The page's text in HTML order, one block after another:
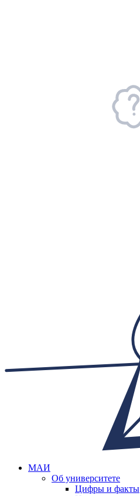
МАИ
Об университете
Цифры и факты